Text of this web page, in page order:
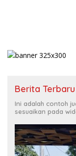
Berita Terbaru
Ini adalah contoh
sesuaikan pada